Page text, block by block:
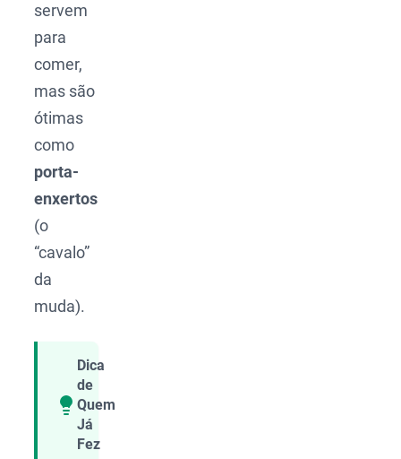
servem
para
comer,
mas são
ótimas
como
porta-
enxertos
(o
“cavalo”
da
muda).
Dica
de
Quem
Já
Fez